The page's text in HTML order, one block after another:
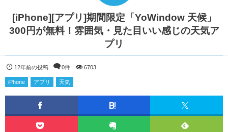
[iPhone][アプリ]期間限定「YoWindow 天候」
300円が無料！雰囲気・見た目いい感じの天気ア
プリ
12年前の投稿 0件 6703
iPhone アプリ 天気